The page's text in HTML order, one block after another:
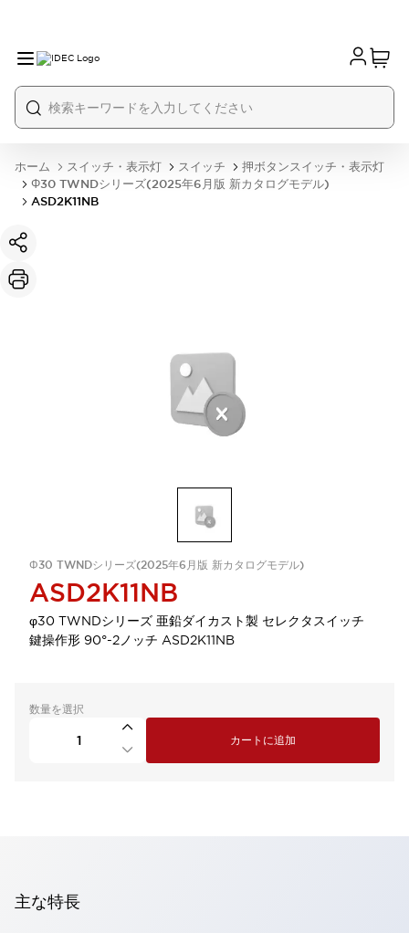
ホーム スイッチ・表示灯 スイッチ
押ボタンスイッチ・表示灯
Φ30 TWNDシリーズ(2025年6月版 新カタログモデル)
ASD2K11NB
Φ30 TWNDシリーズ(2025年6月版 新カタログモデル)
ASD2K11NB
φ30 TWNDシリーズ 亜鉛ダイカスト製 セレクタスイッチ
鍵操作形 90°-2ノッチ ASD2K11NB
数量を選択
カートに追加
主な特長